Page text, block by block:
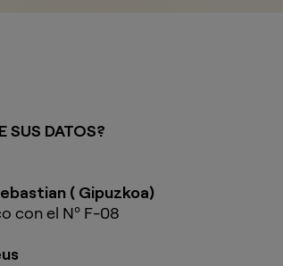
SUS DATOS?
( Gipuzkoa)
con el Nº F-08